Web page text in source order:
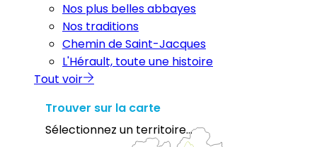
Nos plus belles abbayes
Nos traditions
Chemin de Saint-Jacques
L'Hérault, toute une histoire
Tout voir
Trouver sur la carte
Sélectionnez un territoire...